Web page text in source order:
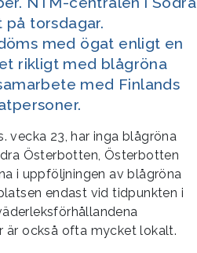
torsdagar.
med ögat enligt en
rikligt med blågröna
med Finlands
vecka 23, har inga blågröna
Österbotten, Österbotten
i uppföljningen av blågröna
endast vid tidpunkten i
är också ofta mycket lokalt.